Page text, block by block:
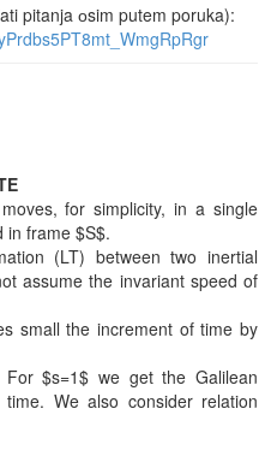
pitanja оsim putem poruka):
for simplicity, in a single
in frame $S$.
(LT) between two inertial
assume the invariant speed of
small the increment of time by
$s=1$ we get the Galilean
We also consider relation